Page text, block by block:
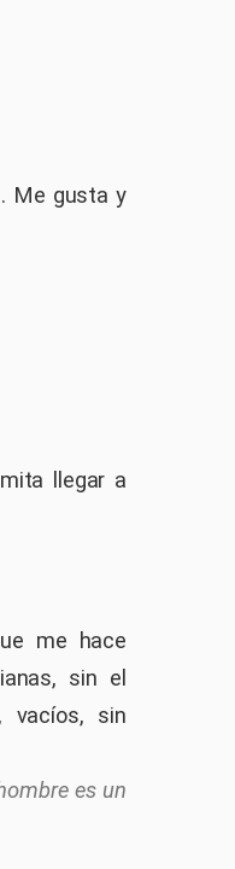
Me gusta y
llegar a
me hace
sin el
vacíos, sin
es un